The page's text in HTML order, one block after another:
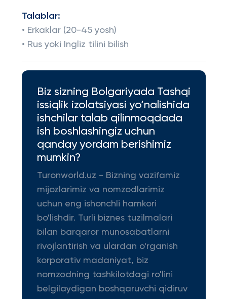
Talablar:
• Erkaklar (20-45 yosh)
• Rus yoki Ingliz tilini bilish
Biz sizning Bolgariyada Tashqi
issiqlik izolatsiyasi yo‘nalishida
ishchilar talab qilinmoqdada
ish boshlashingiz uchun
qanday yordam berishimiz
mumkin?
Turonworld.uz - Bizning vazifamiz
mijozlarimiz va nomzodlarimiz
uchun eng ishonchli hamkori
bo'lishdir. Turli biznes tuzilmalari
bilan barqaror munosabatlarni
rivojlantirish va ulardan o'rganish
korporativ madaniyat, biz
nomzodning tashkilotdagi ro'lini
belgilaydigan boshqaruvchi qidiruv